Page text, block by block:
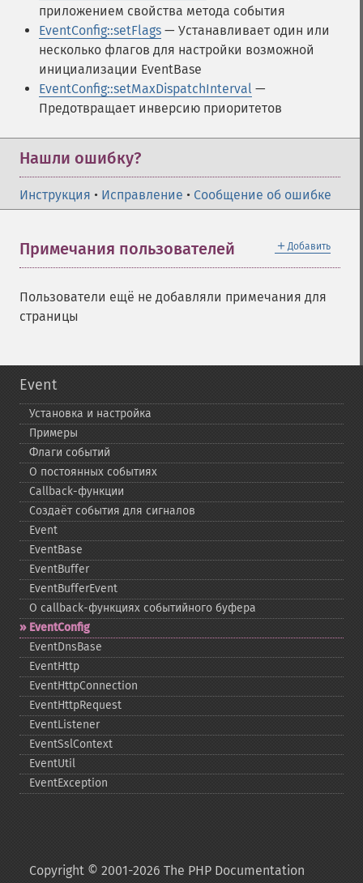
приложением свойства метода события
EventConfig::setFlags — Устанавливает один или
несколько флагов для настройки возможной
инициализации EventBase
EventConfig::setMaxDispatchInterval —
Предотвращает инверсию приоритетов
Нашли ошибку?
Инструкция • Исправление • Сообщение об ошибке
＋ Добавить
Примечания пользователей
Пользователи ещё не добавляли примечания для
страницы
Event
Установка и настройка
Примеры
Флаги событий
О постоянных событиях
Callback-​функции
Создаёт события для сигналов
Event
EventBase
EventBuffer
EventBufferEvent
О callback-​функциях событийного буфера
EventConfig
EventDnsBase
EventHttp
EventHttpConnection
EventHttpRequest
EventListener
EventSslContext
EventUtil
EventException
Copyright © 2001-2026 The PHP Documentation